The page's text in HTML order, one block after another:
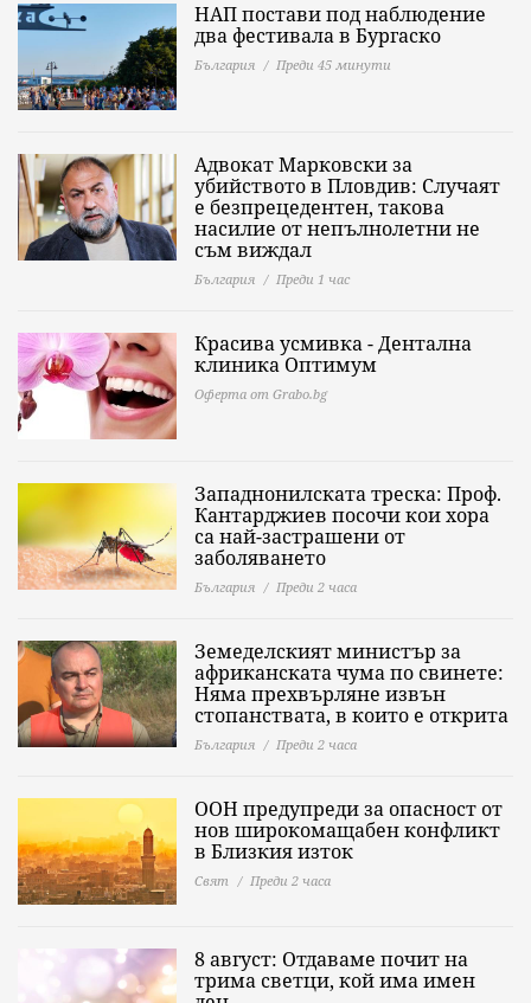
НАП постави под наблюдение
два фестивала в Бургаско
България Преди 45 минути
Адвокат Марковски за
убийството в Пловдив: Случаят
е безпрецедентен, такова
насилие от непълнолетни не
съм виждал
България Преди 1 час
Красива усмивка - Дентална
клиника Оптимум
Оферта от Grabo.bg
Западнонилската треска: Проф.
Кантарджиев посочи кои хора
са най-застрашени от
заболяването
България Преди 2 часа
Земеделският министър за
африканската чума по свинете:
Няма прехвърляне извън
стопанствата, в които е открита
България Преди 2 часа
ООН предупреди за опасност от
нов широкомащабен конфликт
в Близкия изток
Свят Преди 2 часа
8 август: Отдаваме почит на
трима светци, кой има имен